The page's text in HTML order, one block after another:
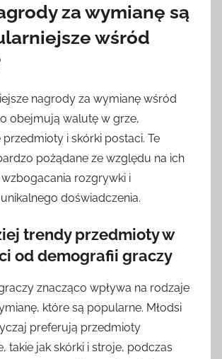
za wymianę są
wśród
nagrody za wymianę wśród
obejmują walutę w grze,
i skórki postaci. Te
pożądane ze względu na ich
rozgrywki i
doświadczenia.
trendy przedmioty w
od demografii graczy
znacząco wpływa na rodzaje
które są popularne. Młodsi
preferują przedmioty
takie jak skórki i stroje, podczas